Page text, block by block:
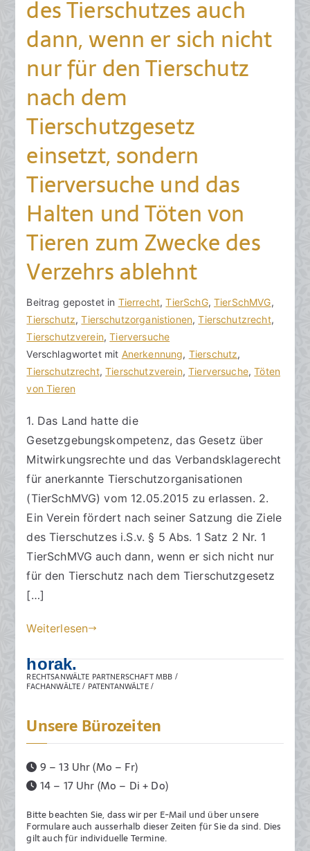
des Tierschutzes auch
dann, wenn er sich nicht
nur für den Tierschutz
nach dem
Tierschutzgesetz
einsetzt, sondern
Tierversuche und das
Halten und Töten von
Tieren zum Zwecke des
Verzehrs ablehnt
V
o
n
h
o
r
k
R
e
c
h
a
n
w
ä
t
B
e
i
t
r
a
v
e
r
ö
f
n
t
l
h
a
m
.
u
l
2
0
Beitrag gepostet in Tierrecht,TierSchG, TierSchMVG,
Tierschutz,Tierschutzorganistionen,Tierschutzrecht,
Tierschutzverein,Tierversuche
Verschlagwortet mit Anerkennung, Tierschutz,
Tierschutzrecht,Tierschutzverein,Tierversuche,Töten
von Tieren
K
e
i
n
e
K
m
m
e
n
t
e
zu
Verein
fördert
Ziele
Tierschutzes
auch
er
nicht
nur
den
Tierschutz
1. Das Land hatte die
Gesetzgebungskompetenz, das Gesetz über
Mitwirkungsrechte und das Verbandsklagerecht
für anerkannte Tierschutzorganisationen
(TierSchMVG) vom 12.05.2015 zu erlassen. 2.
Ein Verein fördert nach seiner Satzung die Ziele
des Tierschutzes i.S.v. § 5 Abs. 1 Satz 2 Nr. 1
TierSchMVG auch dann, wenn er sich nicht nur
für den Tierschutz nach dem Tierschutzgesetz
[…]
Weiterlesen
horak.
RECHTSANWÄLTE PARTNERSCHAFT MBB /
FACHANWÄLTE / PATENTANWÄLTE /
Unsere Bürozeiten
9 – 13 Uhr (Mo – Fr)
14 – 17 Uhr (Mo – Di + Do)
Bitte beachten Sie, dass wir per E-Mail und über unsere
Formulare auch ausserhalb dieser Zeiten für Sie da sind. Dies
gilt auch für individuelle Termine.